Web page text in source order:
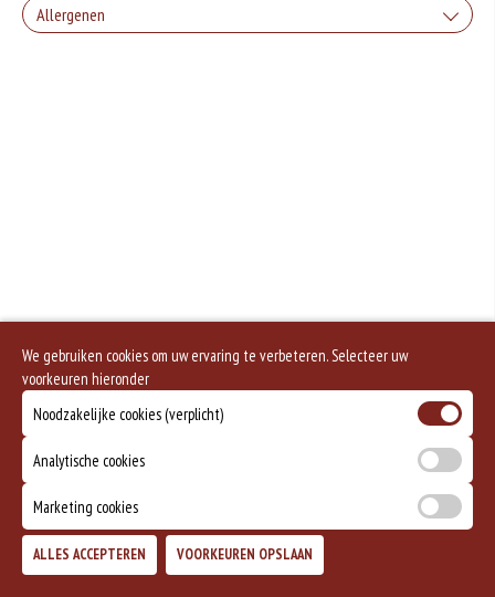
Allergenen
We gebruiken cookies om uw ervaring te verbeteren. Selecteer uw
voorkeuren hieronder
Noodzakelijke cookies (verplicht)
Analytische cookies
Marketing cookies
ALLES ACCEPTEREN VOORKEUREN OPSLAAN